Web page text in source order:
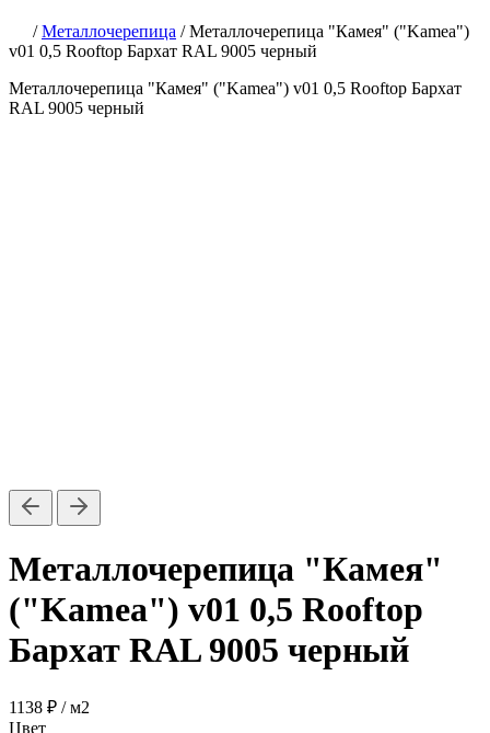
/Металлочерепица /Металлочерепица "Камея" ("Kamea")
v01 0,5 Rooftop Бархат RAL 9005 черный
Металлочерепица "Камея" ("Kamea") v01 0,5 Rooftop Бархат
RAL 9005 черный
Металлочерепица "Камея"
("Kamea") v01 0,5 Rooftop
Бархат RAL 9005 черный
1138 ₽ / м2
Цвет